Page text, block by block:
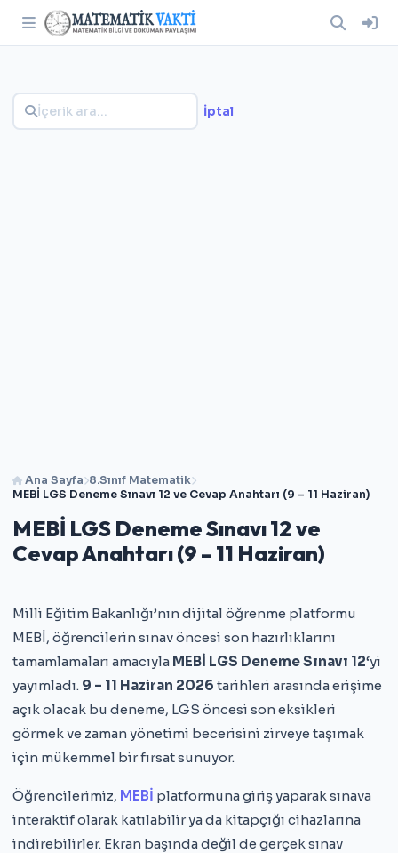
Ana Sayfa 8.Sınıf Matematik
MEBİ LGS Deneme Sınavı 12 ve Cevap Anahtarı (9 – 11 Haziran)
MEBİ LGS Deneme Sınavı 12 ve
Cevap Anahtarı (9 – 11 Haziran)
Milli Eğitim Bakanlığı’nın dijital öğrenme platformu
MEBİ, öğrencilerin sınav öncesi son hazırlıklarını
tamamlamaları amacıyla MEBİ LGS Deneme Sınavı 12‘yi
yayımladı. 9 – 11 Haziran 2026 tarihleri arasında erişime
açık olacak bu deneme, LGS öncesi son eksikleri
görmek ve zaman yönetimi becerisini zirveye taşımak
için mükemmel bir fırsat sunuyor.
Öğrencilerimiz, MEBİ platformuna giriş yaparak sınava
interaktif olarak katılabilir ya da kitapçığı cihazlarına
indirebilirler. Ekran başında değil de gerçek sınav
İptal